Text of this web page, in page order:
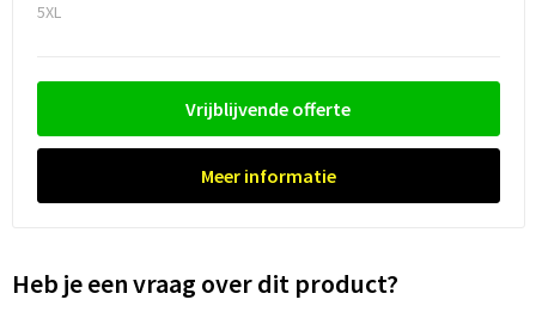
5XL
Vrijblijvende offerte
Meer informatie
Heb je een vraag over dit product?